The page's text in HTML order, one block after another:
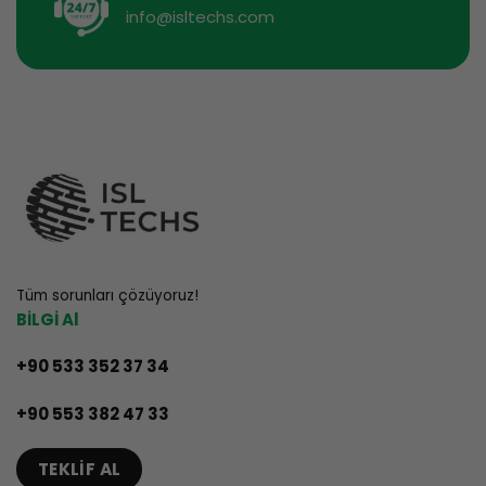
info@isltechs.com
Tüm sorunları çözüyoruz!
BİLGİ Al
+90 533 352 37 34
+90 553 382 47 33
TEKLIF AL